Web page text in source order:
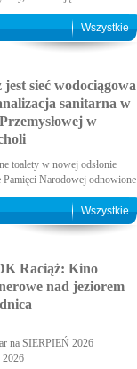
Wszystkie
jest sieć wodociągowa
sanitarna w
w
toalety w nowej odsłonie
Narodowej odnowione
Wszystkie
Raciąż: Kino
nad jeziorem
na SIERPIEŃ 2026